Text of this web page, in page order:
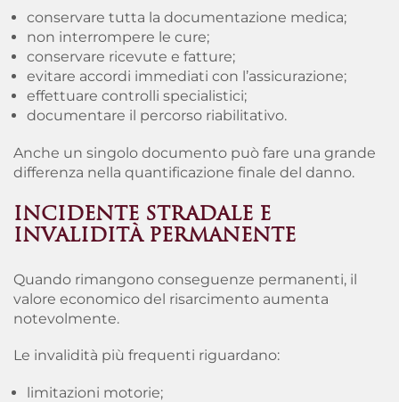
conservare tutta la documentazione medica;
non interrompere le cure;
conservare ricevute e fatture;
evitare accordi immediati con l’assicurazione;
effettuare controlli specialistici;
documentare il percorso riabilitativo.
Anche un singolo documento può fare una grande
differenza nella quantificazione finale del danno.
INCIDENTE STRADALE E
INVALIDITÀ PERMANENTE
Quando rimangono conseguenze permanenti, il
valore economico del risarcimento aumenta
notevolmente.
Le invalidità più frequenti riguardano:
limitazioni motorie;